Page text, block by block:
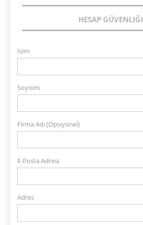
HESAP GÜVENLIĞI
İsim
Soyisim
Firma Adı (Opsiyonel)
E-Posta Adresi
Adres